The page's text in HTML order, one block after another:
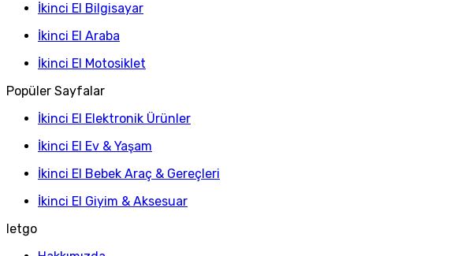
İkinci El Bilgisayar
İkinci El Araba
İkinci El Motosiklet
Popüler Sayfalar
İkinci El Elektronik Ürünler
İkinci El Ev & Yaşam
İkinci El Bebek Araç & Gereçleri
İkinci El Giyim & Aksesuar
letgo